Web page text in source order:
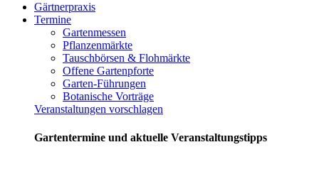
Gärtnerpraxis
Termine
Gartenmessen
Pflanzenmärkte
Tauschbörsen & Flohmärkte
Offene Gartenpforte
Garten-Führungen
Botanische Vorträge
Veranstaltungen vorschlagen
Gartentermine und aktuelle Veranstaltungstipps